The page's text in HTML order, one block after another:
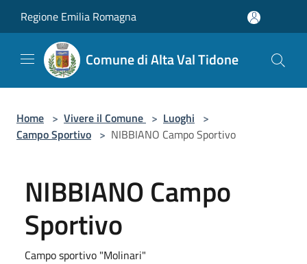
Regione Emilia Romagna
Comune di Alta Val Tidone
Home > Vivere il Comune > Luoghi >
Campo Sportivo > NIBBIANO Campo Sportivo
NIBBIANO Campo
Sportivo
Campo sportivo "Molinari"